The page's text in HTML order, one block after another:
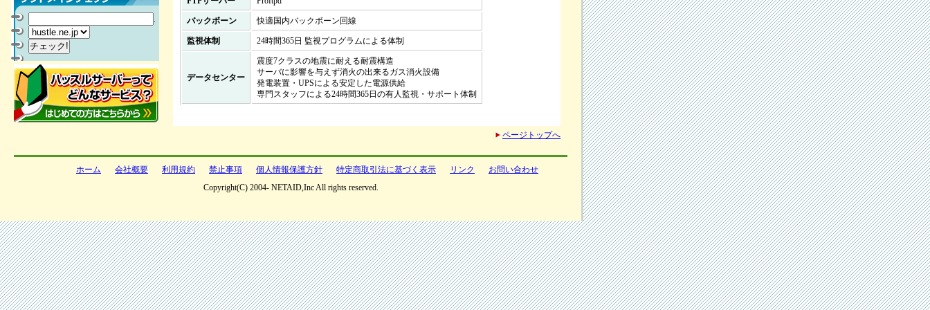
. バックボーン 快適国内バックボーン回線
監視体制 24時間365日 監視プログラムによる体制
データセンター
震度7クラスの地震に耐える耐震構造
サーバに影響を与えず消火の出来るガス消火設備
発電装置・UPSによる安定した電源供給
専門スタッフによる24時間365日の有人監視・サポート体制
ページトップへ
ホーム 会社概要 利用規約 禁止事項 個人情報保護方針 特定商取引法に基づく表示 リンク
お問い合わせ
Copyright(C) 2004- NETAID,Inc All rights reserved.